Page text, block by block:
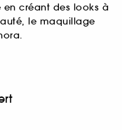
créant des looks à
le maquillage